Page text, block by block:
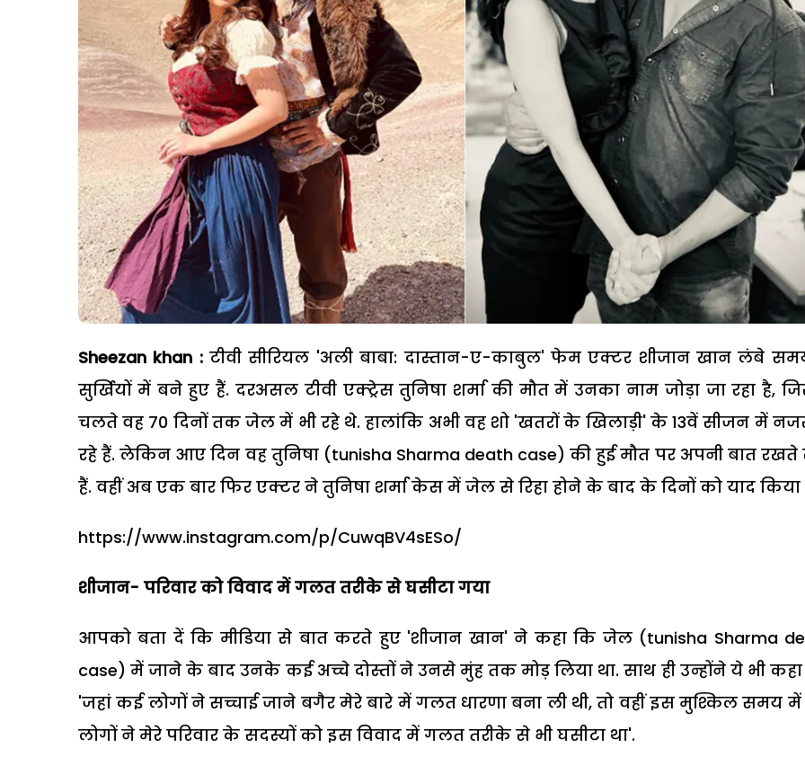
Sheezan khan :टीवी सीरियल 'अली बाबा: दास्तान-ए-काबुल' फेम एक्टर शीजान खान लंबे
सुर्खियों में बने हुए हैं. दरअसल टीवी एक्ट्रेस तुनिषा शर्मा की मौत में उनका नाम जोड़ा जा रहा है,
चलते वह 70 दिनों तक जेल में भी रहे थे. हालांकि अभी वह शो 'खतरों के खिलाड़ी' के 13वें सीजन में
रहे हैं. लेकिन आए दिन वह तुनिषा (tunisha Sharma death case) की हुई मौत पर अपनी बात रखते
हैं. वहीं अब एक बार फिर एक्टर ने तुनिषा शर्मा केस में जेल से रिहा होने के बाद के दिनों को याद किया
https://www.instagram.com/p/CuwqBV4sESo/
शीजान- परिवार को विवाद में गलत तरीके से घसीटा गया
आपको बता दें कि मीडिया से बात करते हुए 'शीजान खान' ने कहा कि जेल (tunisha Sharma
case) में जाने के बाद उनके कई अच्चे दोस्तों ने उनसे मुंह तक मोड़ लिया था. साथ ही उन्होंने ये भी
'जहां कई लोगों ने सच्चाई जाने बगैर मेरे बारे में गलत धारणा बना ली थी, तो वहीं इस मुश्किल समय
लोगों ने मेरे परिवार के सदस्यों को इस विवाद में गलत तरीके से भी घसीटा था'.